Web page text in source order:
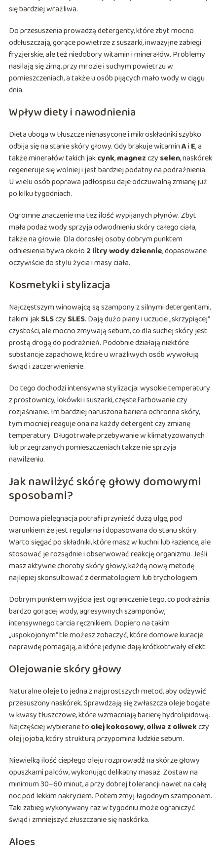
się bardziej wrażliwa.
Do przesuszenia prowadzą detergenty, które zbyt mocno
odtłuszczają, gorące powietrze z suszarki, inwazyjne zabiegi
fryzjerskie, ale też niedobory witamin i minerałów. Problemy
nasilają się zimą, przy mrozie i suchym powietrzu w
pomieszczeniach, a także u osób pijących mało wody w ciągu
dnia.
Wpływ diety i nawodnienia
Dieta uboga w tłuszcze nienasycone i mikroskładniki szybko
odbija się na stanie skóry głowy. Gdy brakuje witaminAi E, a
także minerałów takich jakcynk,magnezczy selen, naskórek
regeneruje się wolniej i jest bardziej podatny na podrażnienia.
U wielu osób poprawa jadłospisu daje odczuwalną zmianę już
po kilku tygodniach.
Ogromne znaczenie ma też ilość wypijanych płynów. Zbyt
mała podaż wody sprzyja odwodnieniu skóry całego ciała,
także na głowie. Dla dorosłej osoby dobrym punktem
odniesienia bywa około 2 litry wody dziennie, dopasowane
oczywiście do stylu życia i masy ciała.
Kosmetyki i stylizacja
Najczęstszym winowajcą są szampony z silnymi detergentami,
takimi jakSLSczy SLES. Dają dużo piany i uczucie „skrzypiącej”
czystości, ale mocno zmywają sebum, co dla suchej skóry jest
prostą drogą do podrażnień. Podobnie działają niektóre
substancje zapachowe, które u wrażliwych osób wywołują
świąd i zaczerwienienie.
Do tego dochodzi intensywna stylizacja: wysokie temperatury
z prostownicy, lokówki i suszarki, częste farbowanie czy
rozjaśnianie. Im bardziej naruszona bariera ochronna skóry,
tym mocniej reaguje ona na każdy detergent czy zmianę
temperatury. Długotrwałe przebywanie w klimatyzowanych
lub przegrzanych pomieszczeniach także nie sprzyja
nawilżeniu.
Jak nawilżyć skórę głowy domowymi
sposobami?
Domowa pielęgnacja potrafi przynieść dużą ulgę, pod
warunkiem że jest regularna i dopasowana do stanu skóry.
Warto sięgać po składniki, które masz w kuchni lub łazience, ale
stosować je rozsądnie i obserwować reakcję organizmu. Jeśli
masz aktywne choroby skóry głowy, każdą nową metodę
najlepiej skonsultować z dermatologiem lub trychologiem.
Dobrym punktem wyjścia jest ograniczenie tego, co podrażnia:
bardzo gorącej wody, agresywnych szamponów,
intensywnego tarcia ręcznikiem. Dopiero na takim
„uspokojonym” tle możesz zobaczyć, które domowe kuracje
naprawdę pomagają, a które jedynie dają krótkotrwały efekt.
Olejowanie skóry głowy
Naturalne oleje to jedna z najprostszych metod, aby odżywić
przesuszony naskórek. Sprawdzają się zwłaszcza oleje bogate
w kwasy tłuszczowe, które wzmacniają barierę hydrolipidową.
Najczęściej wybierane to olej kokosowy,oliwa z oliwekczy
olej jojoba, który strukturą przypomina ludzkie sebum.
Niewielką ilość ciepłego oleju rozprowadź na skórze głowy
opuszkami palców, wykonując delikatny masaż. Zostaw na
minimum 30–60 minut, a przy dobrej tolerancji nawet na całą
noc pod lekkim nakryciem. Potem zmyj łagodnym szamponem.
Taki zabieg wykonywany raz w tygodniu może ograniczyć
świąd i zmniejszyć złuszczanie się naskórka.
Aloes